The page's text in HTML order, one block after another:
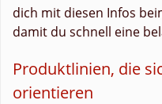
dich mit diesen Infos
damit du schnell eine
Produktlinien, die
orientieren